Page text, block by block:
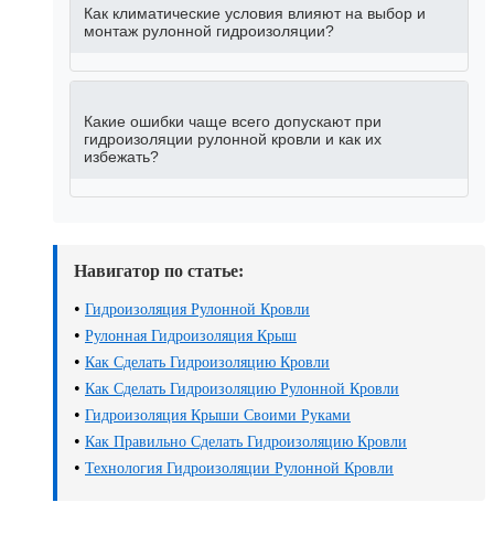
Как климатические условия влияют на выбор и
монтаж рулонной гидроизоляции?
Какие ошибки чаще всего допускают при
гидроизоляции рулонной кровли и как их
избежать?
Навигатор по статье:
• Гидроизоляция Рулонной Кровли
• Рулонная Гидроизоляция Крыш
• Как Сделать Гидроизоляцию Кровли
• Как Сделать Гидроизоляцию Рулонной Кровли
• Гидроизоляция Крыши Своими Руками
• Как Правильно Сделать Гидроизоляцию Кровли
• Технология Гидроизоляции Рулонной Кровли